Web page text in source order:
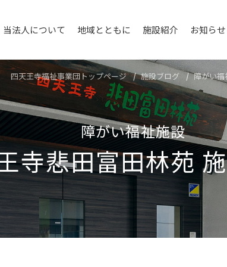
当法人について 地域とともに 施設紹介 お知らせ
四天王寺福祉事業団トップページ 施設ブログ 障がい福
障がい福祉施設
寺悲⽥富⽥林苑